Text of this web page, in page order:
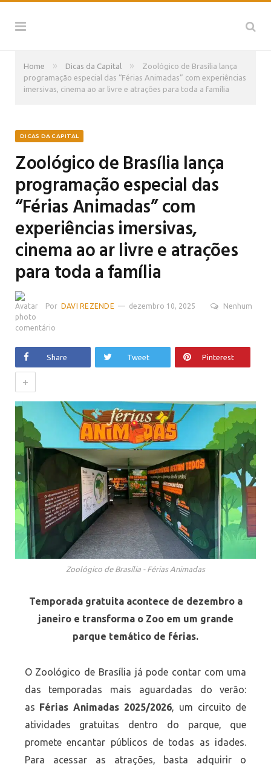
Home » Dicas da Capital »
Zoológico de Brasília lança
programação especial das “Férias Animadas” com experiências
imersivas, cinema ao ar livre e atrações para toda a família
DICAS DA CAPITAL
Zoológico de Brasília lança
programação especial das
“Férias Animadas” com
experiências imersivas,
cinema ao ar livre e atrações
para toda a família
Por DAVI REZENDE dezembro 10, 2025 Nenhum
comentário
Share Tweet Pinterest
+
Zoológico de Brasília - Férias Animadas
Temporada gratuita acontece de dezembro a
janeiro e transforma o Zoo em um grande
parque temático de férias.
O Zoológico de Brasília já pode contar com uma
das temporadas mais aguardadas do verão:
as Férias Animadas 2025/2026, um circuito de
atividades gratuitas dentro do parque, que
promete encantar públicos de todas as idades.
Para acessar as atrações, basta adquirir o